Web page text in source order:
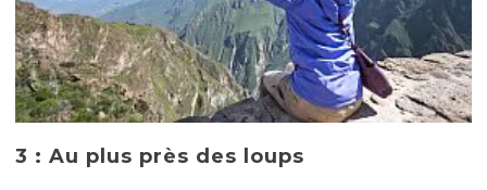
3 : Au plus près des loups